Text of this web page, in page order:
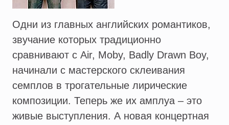
Одни из главных английских романтиков,
звучание которых традиционно
сравнивают с Air, Moby, Badly Drawn Boy,
начинали с мастерского склеивания
семплов в трогательные лирические
композиции. Теперь же их амплуа – это
живые выступления. А новая концертная